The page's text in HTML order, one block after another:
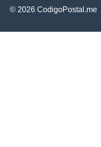
© 2026 CodigoPostal.me